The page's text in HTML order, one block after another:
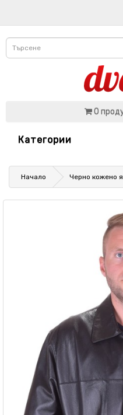
0
Категории
Начало Черно кожено